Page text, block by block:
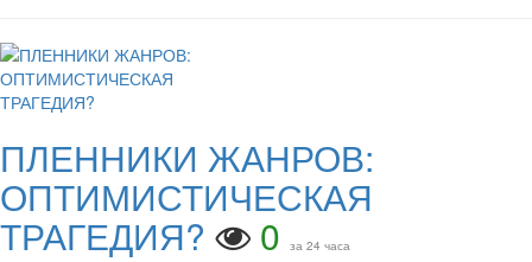
ПЛЕННИКИ ЖАНРОВ:
ОПТИМИСТИЧЕСКАЯ
ТРАГЕДИЯ? 0 за 24 часа